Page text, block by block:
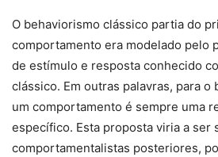
O behaviorismo clássico partia do
comportamento era modelado pelo
de estímulo e resposta conhecido
clássico. Em outras palavras, para o
um comportamento é sempre uma
específico. Esta proposta viria a ser
comportamentalistas posteriores,